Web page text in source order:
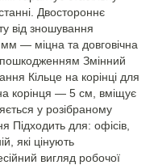
Двостороннє
від зношування
— міцна та довговічна
пошкодженням Змінний
Кільце на корінці для
корінця — 5 см, вміщує
у розібраному
Підходить для: офісів,
які цінують
вигляд робочої